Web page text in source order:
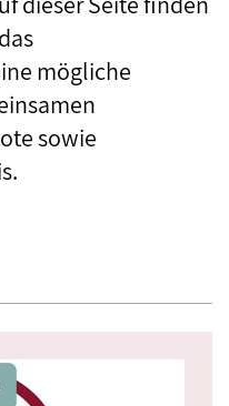
mögliche
sowie